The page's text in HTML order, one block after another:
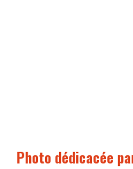
Photo dédicacée